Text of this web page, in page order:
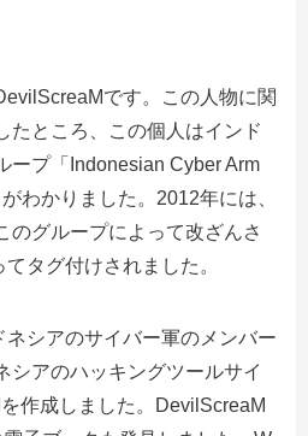
です。この人物に関
たところ、この個人はインド
ープ「Indonesian Cyber​​ Arm
わかりました。2012年には、
のグループによって改ざんさ
タグ付けされました。
シアのサイバー軍のメンバー
シアのハッキングツールサイ
作成しました。DevilScreaM